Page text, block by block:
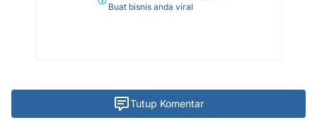
Buat bisnis anda viral
Tutup Komentar